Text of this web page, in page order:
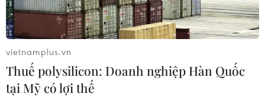
dự lễ khởi công xây Trường THPT
Nam Đàn 1
07/08/2026 04:30
Hỗ trợ thúc đẩy xã hội học tập để
mọi người dân đều có cơ hội tiếp thu
vietnamplus.vn
Thuế polysilicon: Doanh nghiệp Hàn Quốc
tại Mỹ có lợi thế